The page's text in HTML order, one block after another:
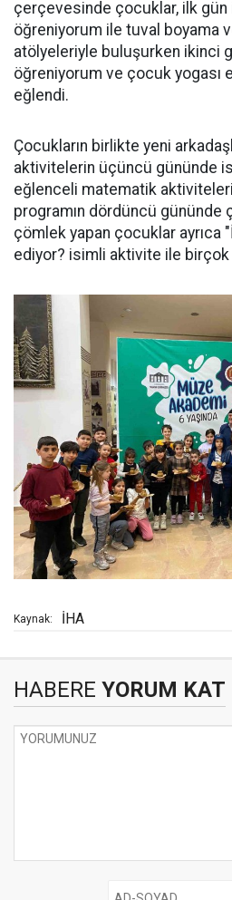
çerçevesinde çocuklar, ilk
öğreniyorum ile tuval boyama
atölyeleriyle buluşurken ikinci
öğreniyorum ve çocuk yogası
eğlendi.
Çocukların birlikte yeni
aktivitelerin üçüncü gününde
eğlenceli matematik
programın dördüncü gününde
çömlek yapan çocuklar ayrıca
ediyor? isimli aktivite ile
Kaynak: İHA
HABERE YORUM KAT